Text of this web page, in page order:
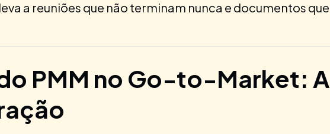
a reuniões que não terminam nunca e documentos que
PMM no Go-to-Market: A